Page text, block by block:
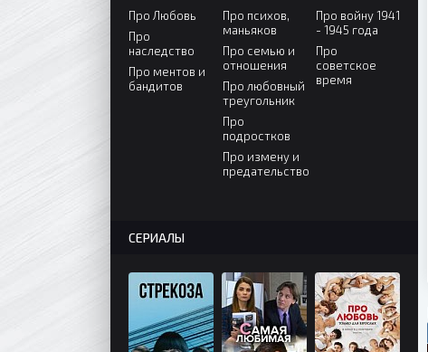
Про Любовь
Про
наследство
Про ментов и
бандитов
Про психов,
маньяков
Про семью и
отношения
Про любовный
треугольник
Про
подростков
Про измену и
предательство
Про войну 1941
- 1945 года
Про
советское
время
СЕРИАЛЫ